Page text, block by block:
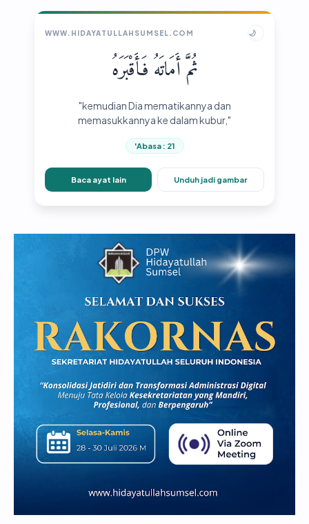
WWW.HIDAYATULLAHSUMSEL.COM 🌙
ثُمَّ أَمَاتَهُ فَأَقْبَرَهُ
"kemudian Dia mematikannya dan
memasukkannya ke dalam kubur,"
'Abasa : 21
Baca ayat lain Unduh jadi gambar